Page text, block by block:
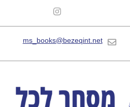
ms_books@bezeqint.net